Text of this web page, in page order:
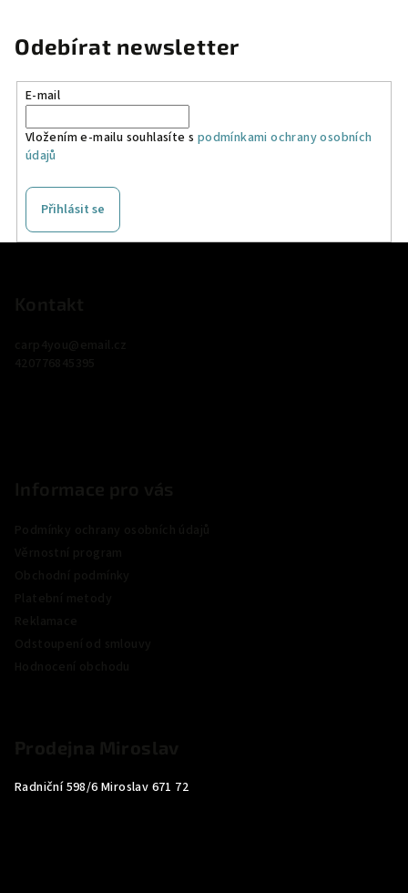
Odebírat newsletter
E-mail
Vložením e-mailu souhlasíte s podmínkami ochrany osobních
údajů
Přihlásit se
Radniční 598/6 Miroslav 671 72